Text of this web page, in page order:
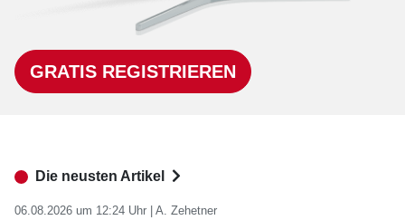
GRATIS REGISTRIEREN
Die neusten Artikel
06.08.2026 um 12:24 Uhr | A. Zehetner